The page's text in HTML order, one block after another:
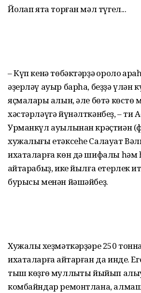
Йоҡлап ята торған мәл түгел...
– Күп кенә төбәктәрҙә ҡоролоҡ
әҙерләү ауыр барһа, беҙҙә үлән
яҫмалары ҡалын, әле бөтә көстө
хәстәрләүгә йүнәлткәнбеҙ, – ти
Урманкүл ауылынан крәҫтиән
хужалығы етәксеһе Салауат
ихаталарға көн дә шифалы һәм
ҡайтарабыҙ, ике йылға етерлек
бурысы менән йәшәйбеҙ.
Хужалыҡ хеҙмәткәрҙәре 250
ихата­лар­ға ҡайтарған да инде.
тыш көҙгө муллыҡты йыйып
комбайндар ремонтлана,